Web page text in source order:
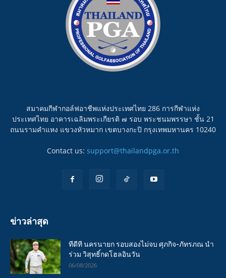
สมาคมกีฬากอล์ฟอาชีพแห่งประเทศไทย 286 การกีฬาแห่ง
ประเทศไทย อาคารเฉลิมพระเกียรติ ๗ รอบ พระชนมพรรษา ชั้น 21
ถนนรามคำแหง แขวงหัวหมาก เขตบางกะปิ กรุงเทพมหานคร 10240
Contact us: support@thailandpga.or.th
ข่าวล่าสุด
ทีดีที นครนายก รอบสองไม่จบ ศุภกิจ-ภัทรภณ นำ
ร่วม วิสุทธิ์กดโฮลอินวัน
06/08/2026